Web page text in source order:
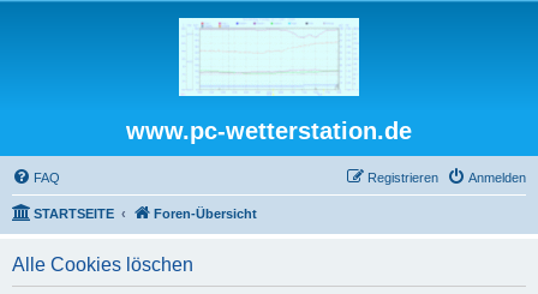
www.pc-wetterstation.de
FAQ Anmelden
Registrieren
STARTSEITE Foren-Übersicht
Alle Cookies löschen